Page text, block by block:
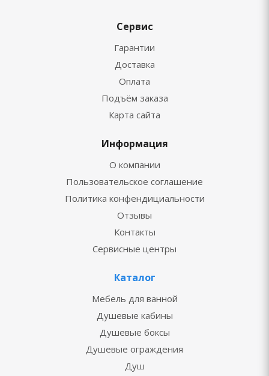
Сервис
Гарантии
Доставка
Оплата
Подъём заказа
Карта сайта
Информация
О компании
Пользовательское соглашение
Политика конфендициальности
Отзывы
Контакты
Сервисные центры
Каталог
Мебель для ванной
Душевые кабины
Душевые боксы
Душевые ограждения
Душ